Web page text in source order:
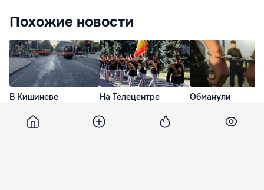
Похожие новости
В Кишиневе
масштабный этап
обновления улицы
На Телецентре
парада: водителей
предупредили о
Обманули
в Сочи и
Молдове: их